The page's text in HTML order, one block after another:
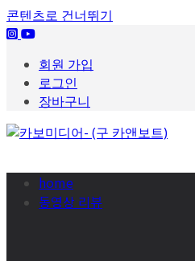
콘텐츠로 건너뛰기
회원 가입
로그인
장바구니
home
동영상 리뷰